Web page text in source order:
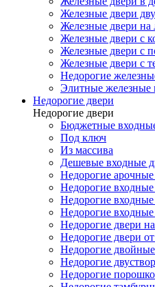
Железные двери
Железные двери
Железные двери с
Железные двери с
Железные двери с
Недорогие
Элитные железные
Недорогие двери
Недорогие двери
Бюджетные
Под ключ
Из массива
Дешевые входные
Недорогие арочные
Недорогие
Недорогие входные
Недорогие
Недорогие двери
Недорогие двери
Недорогие
Недорогие
Недорогие